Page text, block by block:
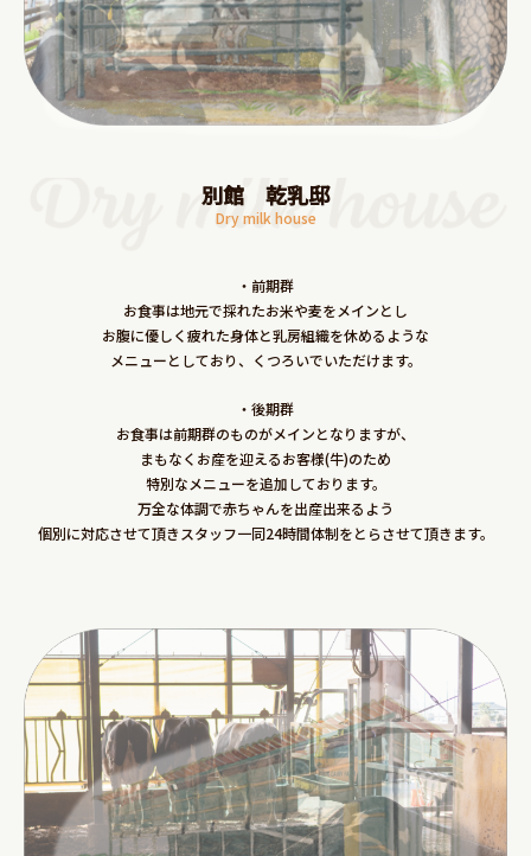
別館 乾乳邸
Dry milk house
・前期群
お食事は地元で採れたお米や麦をメインとし
お腹に優しく疲れた身体と乳房組織を休めるような
メニューとしており、くつろいでいただけます。
・後期群
お食事は前期群のものがメインとなりますが、
まもなくお産を迎えるお客様(牛)のため
特別なメニューを追加しております。
万全な体調で赤ちゃんを出産出来るよう
個別に対応させて頂きスタッフ一同24時間体制をとらさせて頂きます。